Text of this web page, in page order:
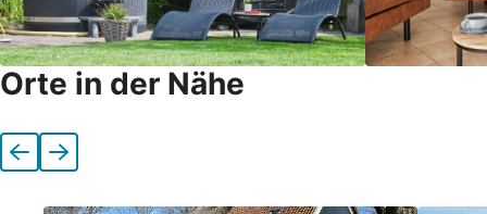
Orte in der Nähe
VorherigeNächste